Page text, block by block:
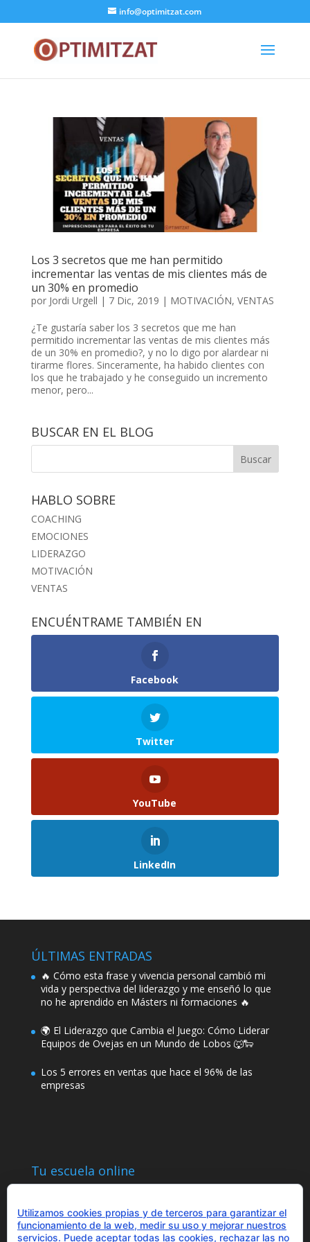
info@optimitzat.com
Los 3 secretos que me han permitido
incrementar las ventas de mis clientes más de
un 30% en promedio
por Jordi Urgell | 7 Dic, 2019 | MOTIVACIÓN, VENTAS
¿Te gustaría saber los 3 secretos que me han
permitido incrementar las ventas de mis clientes más
de un 30% en promedio?, y no lo digo por alardear ni
tirarme flores. Sinceramente, ha habido clientes con
los que he trabajado y he conseguido un incremento
menor, pero...
BUSCAR EN EL BLOG
HABLO SOBRE
COACHING
EMOCIONES
LIDERAZGO
MOTIVACIÓN
VENTAS
ENCUÉNTRAME TAMBIÉN EN
Facebook
Twitter
YouTube
LinkedIn
ÚLTIMAS ENTRADAS
🔥 Cómo esta frase y vivencia personal cambió mi
vida y perspectiva del liderazgo y me enseñó lo que
no he aprendido en Másters ni formaciones 🔥
🌍 El Liderazgo que Cambia el Juego: Cómo Liderar
Equipos de Ovejas en un Mundo de Lobos 🐺🐑
Los 5 errores en ventas que hace el 96% de las
empresas
Tu escuela online
Utilizamos cookies propias y de terceros para garantizar el
funcionamiento de la web, medir su uso y mejorar nuestros
servicios. Puede aceptar todas las cookies, rechazar las no